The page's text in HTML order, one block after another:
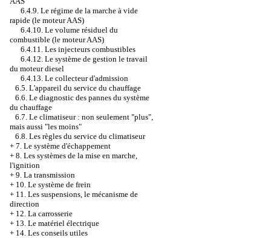
6.4.9. Le régime de la marche à vide
rapide (le moteur AAS)
6.4.10. Le volume résiduel du
combustible (le moteur AAS)
6.4.11. Les injecteurs combustibles
6.4.12. Le système de gestion le travail
du moteur diesel
6.4.13. Le collecteur d'admission
6.5. L'appareil du service du chauffage
6.6. Le diagnostic des pannes du système
du chauffage
6.7. Le climatiseur : non seulement "plus",
mais aussi "les moins"
6.8. Les règles du service du climatiseur
+ 7. Le système d'échappement
+ 8. Les systèmes de la mise en marche,
l'ignition
+ 9. La transmission
+ 10. Le système de frein
+ 11. Les suspensions, le mécanisme de
direction
+ 12. La carrosserie
+ 13. Le matériel électrique
+ 14. Les conseils utiles